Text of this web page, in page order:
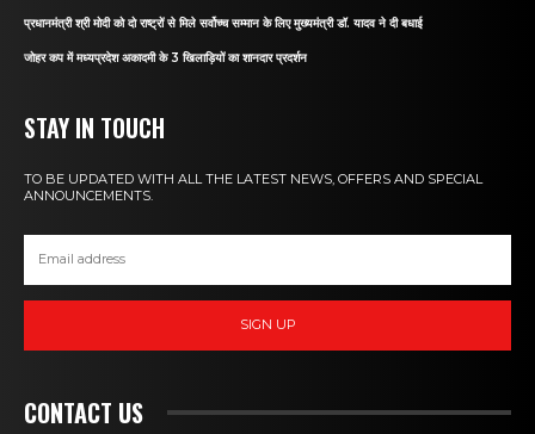
प्रधानमंत्री श्री मोदी को दो राष्ट्रों से मिले सर्वोच्च सम्मान के लिए मुख्यमंत्री डॉ. यादव ने दी बधाई
जोहर कप में मध्यप्रदेश अकादमी के 3 खिलाड़ियों का शानदार प्रदर्शन
STAY IN TOUCH
TO BE UPDATED WITH ALL THE LATEST NEWS, OFFERS AND SPECIAL
ANNOUNCEMENTS.
SIGN UP
CONTACT US